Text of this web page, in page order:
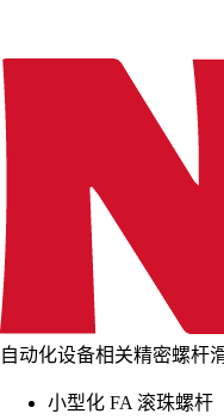
自动化设备相关精密螺杆
小型化 FA 滚珠螺杆